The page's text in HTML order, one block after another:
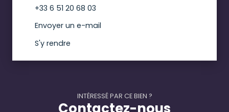
+33 6 51 20 68 03
Envoyer un e-mail
S'y rendre
INTÉRESSÉ PAR CE BIEN ?